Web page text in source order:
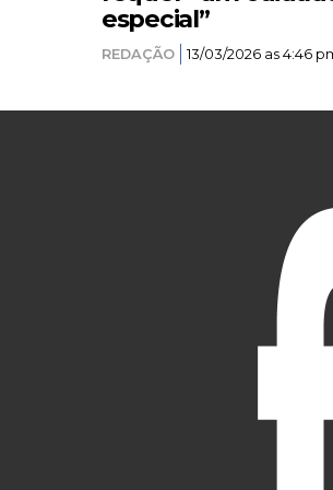
especial”
REDAÇÃO 13/03/2026 as 4:46